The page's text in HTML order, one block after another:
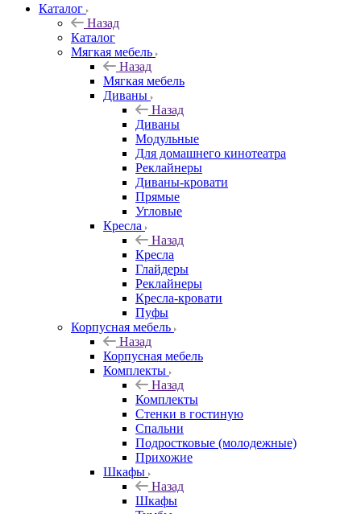
Каталог
Назад
Каталог
Мягкая мебель
Назад
Мягкая мебель
Диваны
Назад
Диваны
Модульные
Для домашнего кинотеатра
Реклайнеры
Диваны-кровати
Прямые
Угловые
Кресла
Назад
Кресла
Глайдеры
Реклайнеры
Кресла-кровати
Пуфы
Корпусная мебель
Назад
Корпусная мебель
Комплекты
Назад
Комплекты
Стенки в гостиную
Спальни
Подростковые (молодежные)
Прихожие
Шкафы
Назад
Шкафы